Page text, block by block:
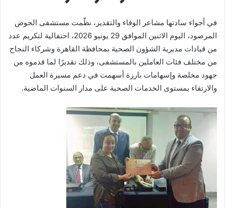
في أجواء سادتها مشاعر الوفاء والتقدير، نظّمت مستشفى الحوض
المرصود، اليوم الاثنين الموافق 29 يونيو 2026، احتفالية لتكريم عدد
من قيادات مديرية الشؤون الصحية بمحافظة القاهرة وشركاء النجاح
من مختلف فئات العاملين بالمستشفى، وذلك تقديرًا لما قدموه من
جهود مخلصة وإسهامات بارزة أسهمت في دعم مسيرة العمل
والارتقاء بمستوى الخدمات الصحية على مدار السنوات الماضية.